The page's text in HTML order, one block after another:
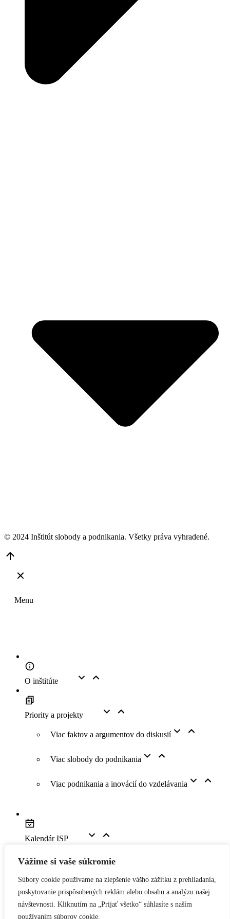
Vážime si vaše súkromie
Súbory cookie používame na zlepšenie vášho zážitku z prehliadania,
poskytovanie prispôsobených reklám alebo obsahu a analýzu našej
návštevnosti. Kliknutím na „Prijať všetko“ súhlasíte s naším
používaním súborov cookie.
© 2024 Inštitút slobody a podnikania. Všetky práva vyhradené.
Top
Menu
O inštitúte
Priority a projekty
Viac faktov a argumentov do diskusií
Viac slobody do podnikania
Viac podnikania a inovácií do vzdelávania
Kalendár ISP
Kontakt